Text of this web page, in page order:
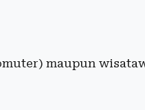
maupun